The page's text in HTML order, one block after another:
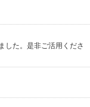
した。是非ご活用くださ